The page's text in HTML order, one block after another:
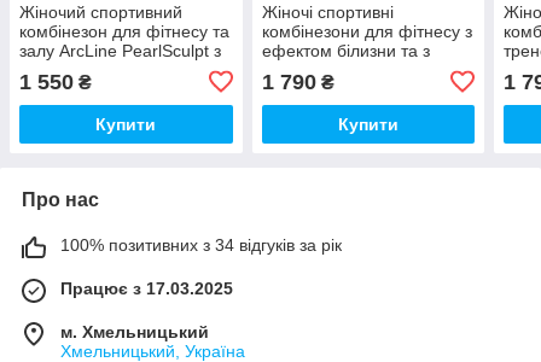
Жіночий спортивний
комбінезон для фітнесу та
залу ArcLine PearlSculpt з
Шоколадний (Choco Burn)
1 550 ₴
Купити
Жіночі спортивні
комбінезони для фітнесу з
ефектом білизни та з
1 790₴
Купити
1
Про нас
100% позитивних з 34 відгуків за рік
Працює з 17.03.2025
м. Хмельницький
Хмельницький, Україна